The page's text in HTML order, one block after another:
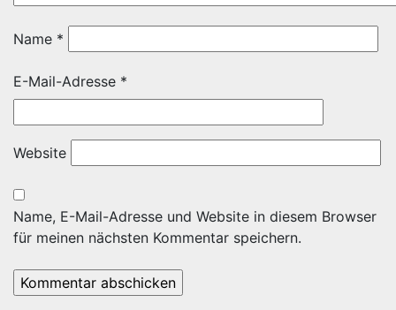
Name *
E-Mail-Adresse *
Website
Name, E-Mail-Adresse und Website in diesem Browser
für meinen nächsten Kommentar speichern.